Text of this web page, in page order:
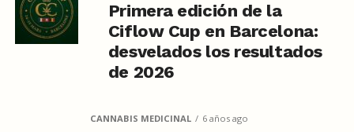
Primera edición de la
Ciflow Cup en Barcelona:
desvelados los resultados
de 2026
CANNABIS MEDICINAL 6 años ago